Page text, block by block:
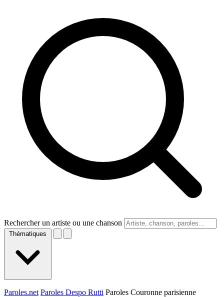
Rechercher un artiste ou une chanson
Thématiques
Paroles.net Paroles Despo Rutti Paroles Couronne parisienne